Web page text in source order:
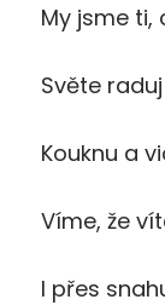
My jsme ti,
Světe
Kouknu a
Víme, že
I přes